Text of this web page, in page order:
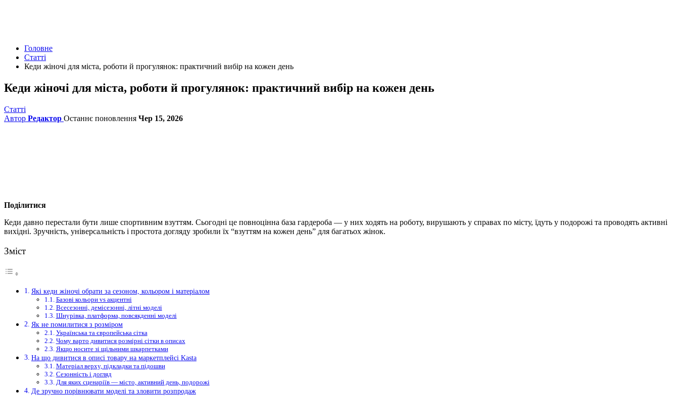
Головне
Статті
Кеди жіночі для міста, роботи й прогулянок: практичний вибір на кожен день
Кеди жіночі для міста, роботи й прогулянок: практичний вибір на кожен день
Статті
Автор Редактор Останнє поновлення Чер 15, 2026
Поділитися
Кеди давно перестали бути лише спортивним взуттям. Сьогодні це повноцінна база гардероба — у них ходять на роботу, вирушають у справах по місту, їдуть у подорожі та проводять активні
вихідні. Зручність, універсальність і простота догляду зробили їх “взуттям на кожен день” для багатьох жінок.
Зміст
Які кеди жіночі обрати за сезоном, кольором і матеріалом
Базові кольори vs акцентні
Всесезонні, демісезонні, літні моделі
Шнурівка, платформа, повсякденні моделі
Як не помилитися з розміром
Українська та європейська сітка
Чому варто дивитися розмірні сітки в описах
Якщо носите зі щільними шкарпетками
На що дивитися в описі товару на маркетплейсі Kasta
Матеріал верху, підкладки та підошви
Сезонність і догляд
Для яких сценаріїв — місто, активний день, подорожі
Де зручно порівнювати моделі та зловити розпродаж